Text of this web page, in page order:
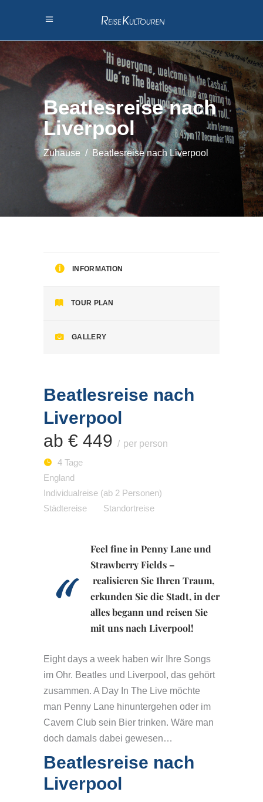
Beatlesreise nach
Liverpool
Zuhause / Beatlesreise nach Liverpool
INFORMATION
TOUR PLAN
GALLERY
Beatlesreise nach
Liverpool
ab € 449
per person
4 Tage
England
Individualreise (ab 2 Personen)
Städtereise
Standortreise
Feel fine in Penny Lane und
Strawberry Fields –
realisieren Sie Ihren Traum,
erkunden Sie die Stadt, in der
alles begann und reisen Sie
mit uns nach Liverpool!
Eight days a week haben wir Ihre Songs
im Ohr. Beatles und Liverpool, das gehört
zusammen. A Day In The Live möchte
man Penny Lane hinuntergehen oder im
Cavern Club sein Bier trinken. Wäre man
doch damals dabei gewesen…
Beatlesreise nach
Liverpool